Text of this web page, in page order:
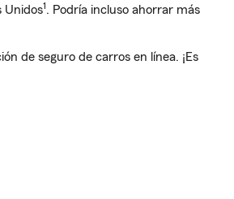
Unidos1. Podría incluso ahorrar más
de seguro de carros en línea. ¡Es